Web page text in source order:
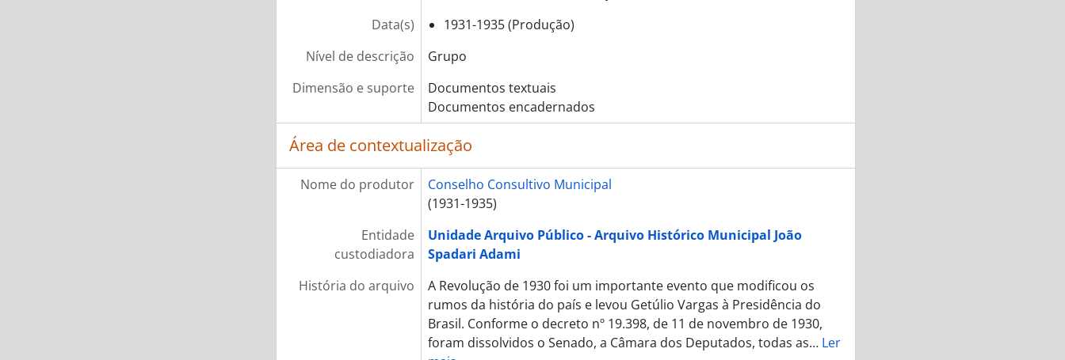
Data(s)
1931-1935 (Produção)
Nível de descrição
Grupo
Dimensão e suporte
Documentos textuais
Documentos encadernados
Área de contextualização
Nome do produtor
Conselho Consultivo Municipal
(1931-1935)
Entidade
custodiadora
Unidade Arquivo Público - Arquivo Histórico Municipal João
Spadari Adami
História do arquivo
A Revolução de 1930 foi um importante evento que modificou os
rumos da história do país e levou Getúlio Vargas à Presidência do
Brasil. Conforme o decreto nº 19.398, de 11 de novembro de 1930,
foram dissolvidos o Senado, a Câmara dos Deputados, todas as… Ler